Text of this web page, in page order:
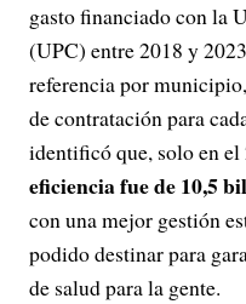
gasto financiado con la
(UPC) entre 2018 y
referencia por
de contratación para
identificó que, solo en el
eficiencia fue de 10,5
con una mejor gestión
podido destinar para
de salud para la gente.